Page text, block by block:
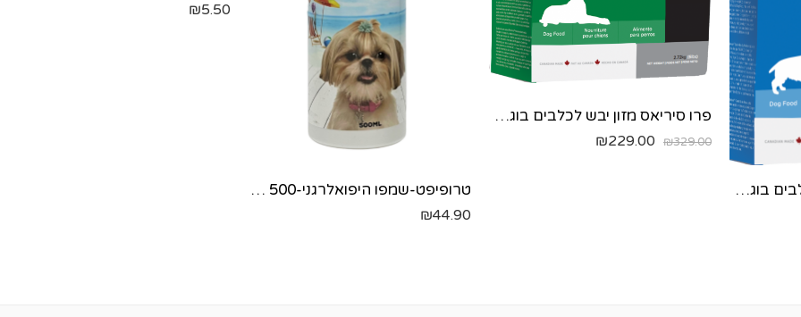
פרו סיריאס מזון יבש לכלבים בוגרים עם עודף משקל- עוף ודגים - 12.9 ק"ג
פרו סיריאס מזון יבש לכלבים בוגרים- עוף ודגים - 12.9 ק"ג
₪329.00
₪229.00
טרופיפט-שמפו היפואלרגני-500 מל'
₪44.90
₪5.50